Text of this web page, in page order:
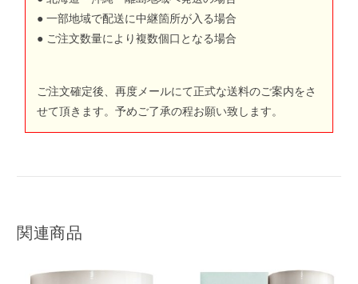
● 一部地域で配送に中継箇所が入る場合
● ご注文数量により複数個口となる場合
ご注文確定後、再度メールにて正式な送料のご案内をさ
せて頂きます。予めご了承の程お願い致します。
関連商品